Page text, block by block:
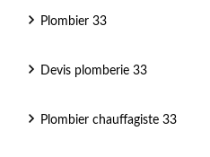
Plombier 33
Devis plomberie 33
Plombier chauffagiste 33